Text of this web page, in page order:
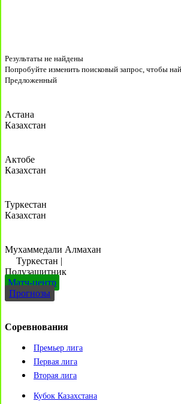
Результаты не найдены
Попробуйте изменить поисковый запрос, чтобы
Предложенный
Астана
Казахстан
Актобе
Казахстан
Туркестан
Казахстан
Мухаммедали Алмахан
Туркестан |
Полузащитник
Матч-центр
Прогнозы
Соревнования
Премьер лига
Первая лига
Вторая лига
Кубок Казахстана